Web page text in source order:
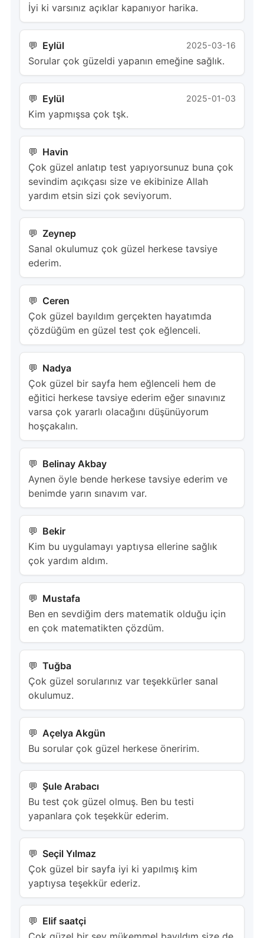
İyi ki varsınız açıklar kapanıyor harika.
Eylül 2025-03-16
Sorular çok güzeldi yapanın emeğine sağlık.
Eylül 2025-01-03
Kim yapmışsa çok tşk.
Havin
Çok güzel anlatıp test yapıyorsunuz buna çok
sevindim açıkçası size ve ekibinize Allah
yardım etsin sizi çok seviyorum.
Zeynep
Sanal okulumuz çok güzel herkese tavsiye
ederim.
Ceren
Çok güzel bayıldım gerçekten hayatımda
çözdüğüm en güzel test çok eğlenceli.
Nadya
Çok güzel bir sayfa hem eğlenceli hem de
eğitici herkese tavsiye ederim eğer sınavınız
varsa çok yararlı olacağını düşünüyorum
hoşçakalın.
Belinay Akbay
Aynen öyle bende herkese tavsiye ederim ve
benimde yarın sınavım var.
Bekir
Kim bu uygulamayı yaptıysa ellerine sağlık
çok yardım aldım.
Mustafa
Ben en sevdiğim ders matematik olduğu için
en çok matematikten çözdüm.
Tuğba
Çok güzel sorularınız var teşekkürler sanal
okulumuz.
Açelya Akgün
Bu sorular çok güzel herkese öneririm.
Şule Arabacı
Bu test çok güzel olmuş. Ben bu testi
yapanlara çok teşekkür ederim.
Seçil Yılmaz
Çok güzel bir sayfa iyi ki yapılmış kim
yaptıysa teşekkür ederiz.
Elif saatçi